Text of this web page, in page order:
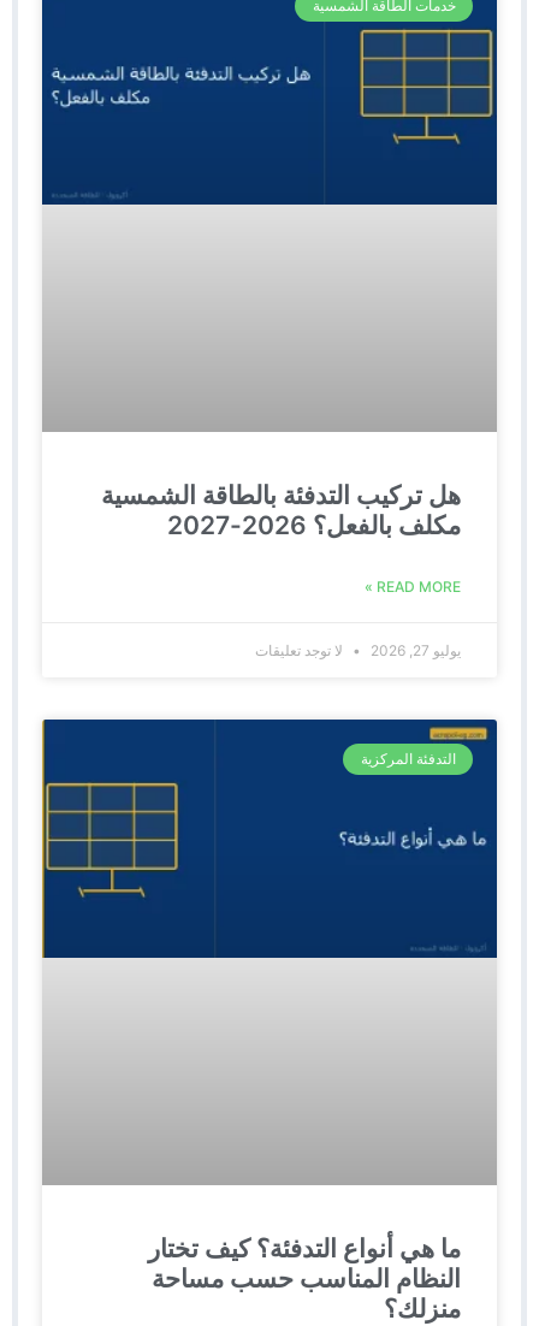
خدمات الطاقة الشمسية
هل تركيب التدفئة بالطاقة الشمسية
مكلف بالفعل؟ 2026-2027
READ MORE »
يوليو 27, 2026 لا توجد تعليقات
التدفئة المركزية
ما هي أنواع التدفئة؟ كيف تختار
النظام المناسب حسب مساحة
منزلك؟